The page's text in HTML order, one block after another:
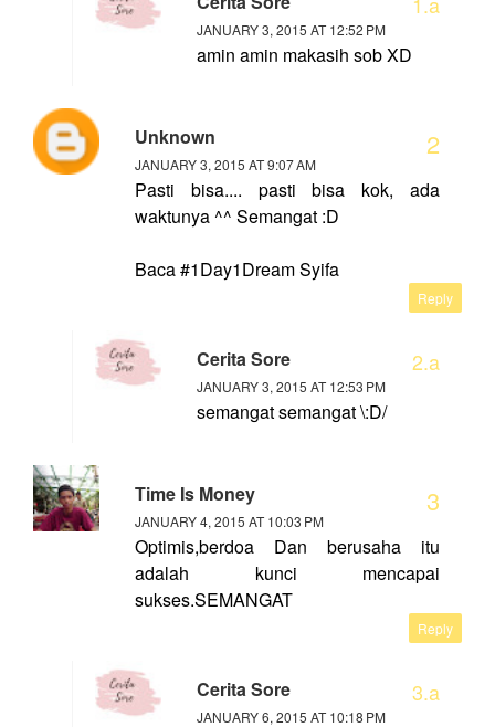
JANUARY 3, 2015 AT 12:52 PM
amin amin makasih sob XD
Unknown
JANUARY 3, 2015 AT 9:07 AM
Pasti bisa.... pasti bisa kok, ada
waktunya ^^ Semangat :D
Baca #1Day1Dream Syifa
Reply
Cerita Sore
JANUARY 3, 2015 AT 12:53 PM
semangat semangat \:D/
Time Is Money
JANUARY 4, 2015 AT 10:03 PM
Optimis,berdoa Dan berusaha itu
adalah kunci mencapai
sukses.SEMANGAT
Reply
Cerita Sore
JANUARY 6, 2015 AT 10:18 PM